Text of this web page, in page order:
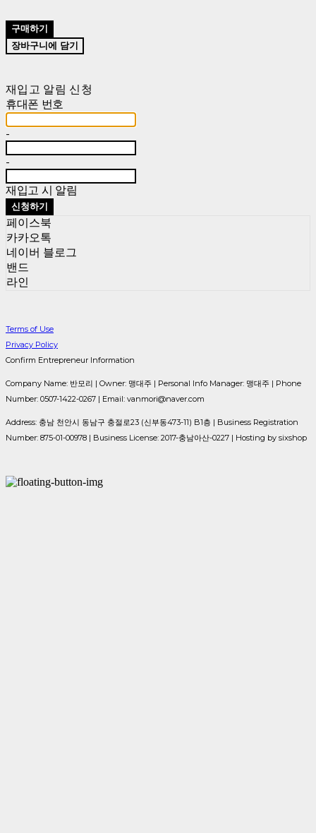
구매하기
장바구니에 담기
재입고 알림 신청
휴대폰 번호
-
-
재입고 시 알림
신청하기
페이스북
카카오톡
네이버 블로그
밴드
라인
Terms of Use
Privacy Policy
Confirm Entrepreneur Information
Company Name: 반모리 | Owner: 맹대주 | Personal Info Manager: 맹대주 | Phone
Number: 0507-1422-0267 | Email: vanmori@naver.com
Address: 충남 천안시 동남구 충절로23 (신부동473-11) B1층 | Business Registration
Number: 875-01-00978 | Business License: 2017-충남아산-0227 | Hosting by sixshop